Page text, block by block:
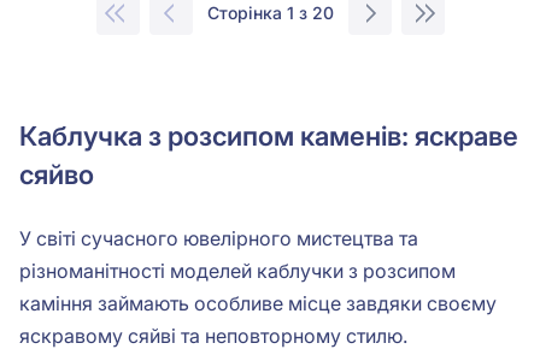
Сторінка 1 з 20
Каблучка з розсипом каменів: яскраве
сяйво
У світі сучасного ювелірного мистецтва та
різноманітності моделей каблучки з розсипом
каміння займають особливе місце завдяки своєму
яскравому сяйві та неповторному стилю.